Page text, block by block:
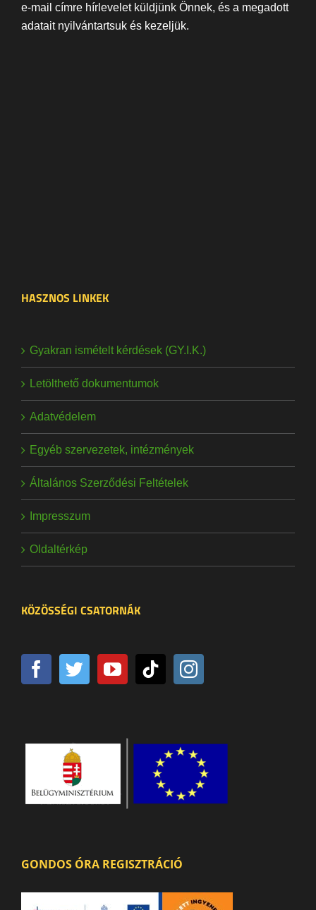
e-mail címre hírlevelet küldjünk Önnek, és a megadott
adatait nyilvántartsuk és kezeljük.
HASZNOS LINKEK
Gyakran ismételt kérdések (GY.I.K.)
Letölthető dokumentumok
Adatvédelem
Egyéb szervezetek, intézmények
Általános Szerződési Feltételek
Impresszum
Oldaltérkép
KÖZÖSSÉGI CSATORNÁK
GONDOS ÓRA REGISZTRÁCIÓ